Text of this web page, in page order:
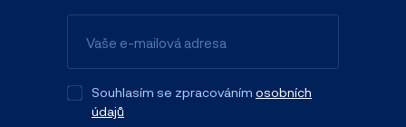
Souhlasím se zpracováním osobních
údajů